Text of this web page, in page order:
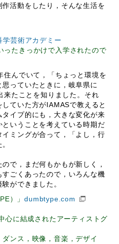
活動をしたり，そんな生活を
学芸術アカデミー
ったきっかけで入学されたので
んでいて，「ちょっと環境を
っていたときに，岐阜県に
来たことを知りました。それ
ていた方がIAMASで教えると
イプ的にも，大きな変化が来
いうことを考えている時期だ
ミングが合って，「よし，行
で，まだ何もかもが新しく，
ごくあったので，いろんな機
ができました。
）」dumbtype.com
心に結成されたアーティストグ
ンス，映像，音楽，デザイ